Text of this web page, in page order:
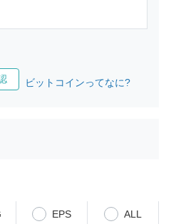
ビットコインってなに?
EPS ALL